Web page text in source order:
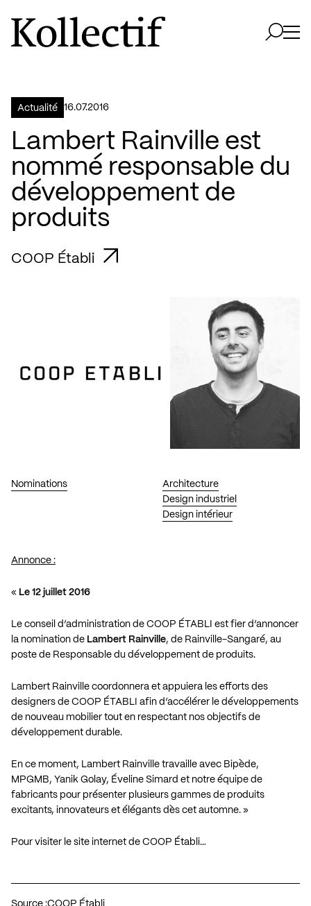
Aller à la page d'accueil
Logo Kollectif
Actualité 16.07.2016
Lambert Rainville est
nommé responsable du
développement de
produits
COOP Établi
Nominations
Architecture
Design industriel
Design intérieur
Annonce :
« Le 12 juillet 2016
Le conseil d’administration de COOP ÉTABLI est fier d’annoncer
la nomination de Lambert Rainville, de Rainville-Sangaré, au
poste de Responsable du développement de produits.
Lambert Rainville coordonnera et appuiera les efforts des
designers de COOP ÉTABLI afin d’accélérer le développements
de nouveau mobilier tout en respectant nos objectifs de
développement durable.
En ce moment, Lambert Rainville travaille avec Bipède,
MPGMB, Yanik Golay, Éveline Simard et notre équipe de
fabricants pour présenter plusieurs gammes de produits
excitants, innovateurs et élégants dès cet automne. »
Pour visiter le site internet de COOP Établi…
Source :COOP Établi